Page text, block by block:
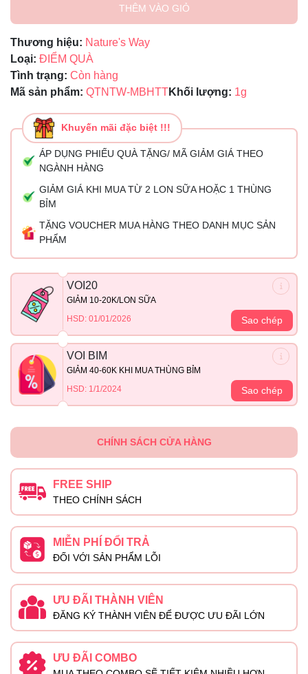
THÊM VÀO GIỎ
Thương hiệu: Nature's Way
Loại: ĐIỂM QUÀ
Tình trạng: Còn hàng
Mã sản phẩm: QTNTW-MBHTTKhối lượng: 1g
Khuyến mãi đặc biệt !!!
ÁP DỤNG PHIẾU QUÀ TẶNG/ MÃ GIẢM GIÁ THEO
NGÀNH HÀNG
GIẢM GIÁ KHI MUA TỪ 2 LON SỮA HOẶC 1 THÙNG
BỈM
TẶNG VOUCHER MUA HÀNG THEO DANH MỤC SẢN
PHẨM
VOI20
GIẢM 10-20K/LON SỮA
HSD: 01/01/2026
Sao chép
VOI BIM
GIẢM 40-60K KHI MUA THÙNG BỈM
HSD: 1/1/2024
Sao chép
CHÍNH SÁCH CỬA HÀNG
FREE SHIP
THEO CHÍNH SÁCH
MIỄN PHÍ ĐỔI TRẢ
ĐỐI VỚI SẢN PHẨM LỖI
ƯU ĐÃI THÀNH VIÊN
ĐĂNG KÝ THÀNH VIÊN ĐỂ ĐƯỢC ƯU ĐÃI LỚN
ƯU ĐÃI COMBO